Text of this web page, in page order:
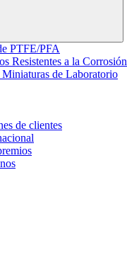
PTFE/PFA
Resistentes a la Corrosión
de Laboratorio
de clientes